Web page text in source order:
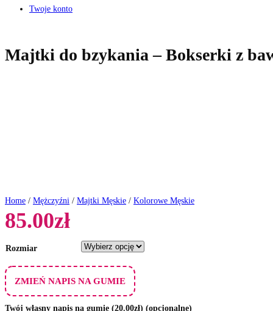
Twoje konto
Majtki do bzykania – Bokserki z
Home / Mężczyźni / Majtki Męskie / Kolorowe Męskie
85.00zł
Rozmiar
ZMIEŃ NAPIS NA GUMIE
Twój własny napis na gumie (20.00zł) (opcjonalne)